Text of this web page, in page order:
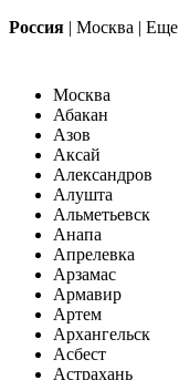
Россия | Москва | Еще
Москва
Абакан
Азов
Аксай
Александров
Алушта
Альметьевск
Анапа
Апрелевка
Арзамас
Армавир
Артем
Архангельск
Асбест
Астрахань